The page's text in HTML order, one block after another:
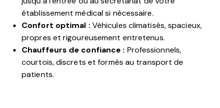
établissement médical si nécessaire.
Confort optimal : Véhicules climatisés, spacieux,
propres et rigoureusement entretenus.
Chauffeurs de confiance : Professionnels,
courtois, discrets et formés au transport de
patients.